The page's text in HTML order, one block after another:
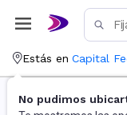
Estás en Capital
No pudimos